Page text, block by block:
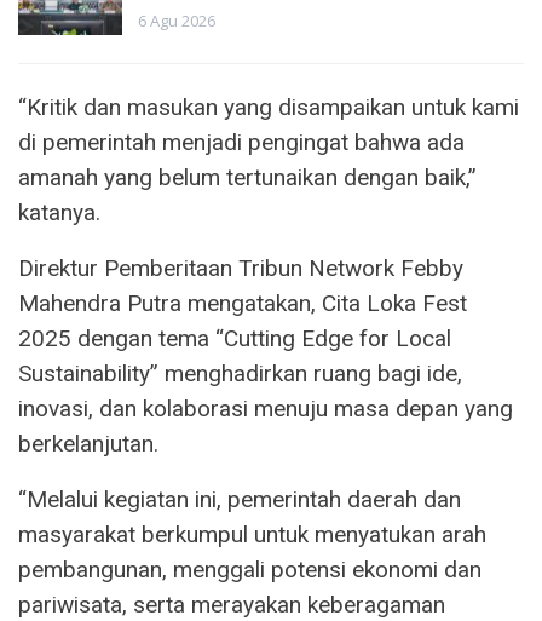
6 Agu 2026
“Kritik dan masukan yang disampaikan untuk kami
di pemerintah menjadi pengingat bahwa ada
amanah yang belum tertunaikan dengan baik,”
katanya.
Direktur Pemberitaan Tribun Network Febby
Mahendra Putra mengatakan, Cita Loka Fest
2025 dengan tema “Cutting Edge for Local
Sustainability” menghadirkan ruang bagi ide,
inovasi, dan kolaborasi menuju masa depan yang
berkelanjutan.
“Melalui kegiatan ini, pemerintah daerah dan
masyarakat berkumpul untuk menyatukan arah
pembangunan, menggali potensi ekonomi dan
pariwisata, serta merayakan keberagaman